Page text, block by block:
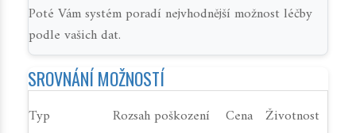
Poté Vám systém poradí nejvhodnější možnost léčby
podle vašich dat.
SROVNÁNÍ MOŽNOSTÍ
Typ Rozsah poškození Cena Životnost